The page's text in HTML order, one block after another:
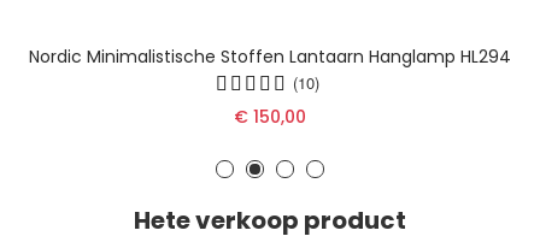
Nordic Minimalistische Stoffen Lantaarn Hanglamp HL294
(10)
€ 150,00
Hete verkoop product